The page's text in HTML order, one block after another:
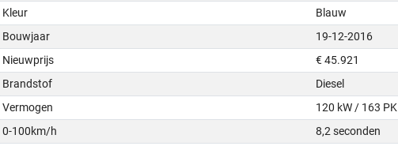
Kleur
Blauw
Bouwjaar
19-12-2016
Nieuwprijs
€ 45.921
Brandstof
Diesel
Vermogen
120 kW / 163 PK
0-100km/h
8,2 seconden